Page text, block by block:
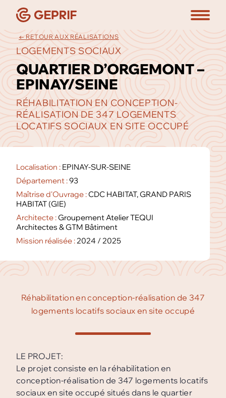
← RETOUR AUX RÉALISATIONS
LOGEMENTS SOCIAUX
QUARTIER D’ORGEMONT –
EPINAY/SEINE
RÉHABILITATION EN CONCEPTION-
RÉALISATION DE 347 LOGEMENTS
LOCATIFS SOCIAUX EN SITE OCCUPÉ
Localisation : EPINAY-SUR-SEINE
Département :93
Maîtrise d'Ouvrage :CDC HABITAT, GRAND PARIS
HABITAT (GIE)
Architecte :Groupement Atelier TEQUI
Architectes & GTM Bâtiment
Mission réalisée :2024 / 2025
Réhabilitation en conception-réalisation de 347
logements locatifs sociaux en site occupé
LE PROJET:
Le projet consiste en la réhabilitation en
conception-réalisation de 347 logements locatifs
sociaux en site occupé situés dans le quartier